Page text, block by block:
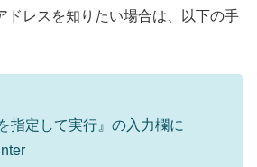
ドレスを知りたい場合は、以下の手
定して実行』の入力欄に